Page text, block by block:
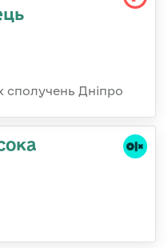
сполучень Дніпро